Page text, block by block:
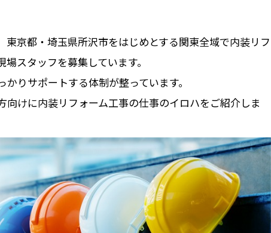
京都・埼玉県所沢市をはじめとする関東全域で内装リフ
スタッフを募集しています。
りサポートする体制が整っています。
けに内装リフォーム工事の仕事のイロハをご紹介しま